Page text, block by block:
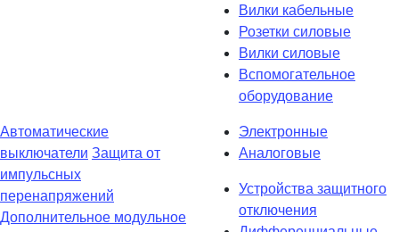
Вилки кабельные
Розетки силовые
Вилки силовые
Вспомогательное
оборудование
Автоматические
выключатели Защита от
импульсных
перенапряжений
Дополнительное модульное
Электронные
Аналоговые
Устройства защитного
отключения